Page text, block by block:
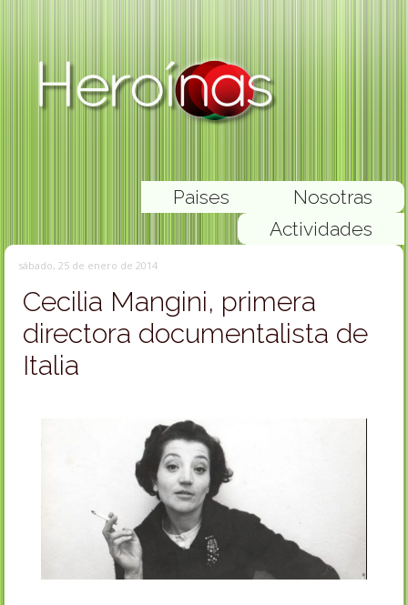
Nosotras
Paises
Actividades
sábado, 25 de enero de 2014
Cecilia Mangini, primera
directora documentalista de
Italia